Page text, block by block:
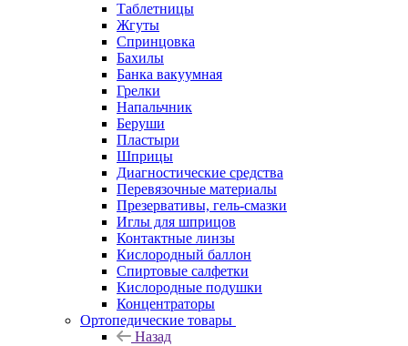
Таблетницы
Жгуты
Спринцовка
Бахилы
Банка вакуумная
Грелки
Напальчник
Беруши
Пластыри
Шприцы
Диагностические средства
Перевязочные материалы
Презервативы, гель-смазки
Иглы для шприцов
Контактные линзы
Кислородный баллон
Спиртовые салфетки
Кислородные подушки
Концентраторы
Ортопедические товары
Назад